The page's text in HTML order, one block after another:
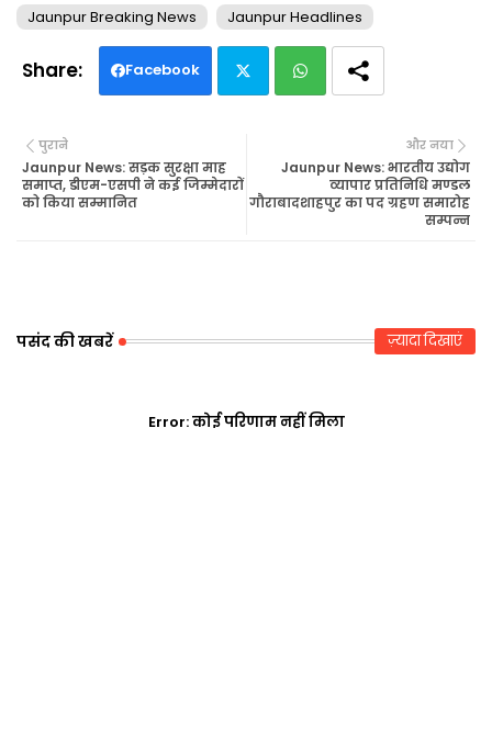
Jaunpur Breaking News
Jaunpur Headlines
Facebook
ats
ap
और नया
Jaunpur News: भारतीय उद्योग
व्यापार प्रतिनिधि मण्डल
गौराबादशाहपुर का पद ग्रहण समारोह
सम्पन्न
पुराने
Jaunpur News: सड़क सुरक्षा माह
समाप्त, डीएम-एसपी ने कई जिम्मेदारों
को किया सम्मानित
पसंद की खबरें ज़्यादा दिखाएं
Error:कोई परिणाम नहीं मिला